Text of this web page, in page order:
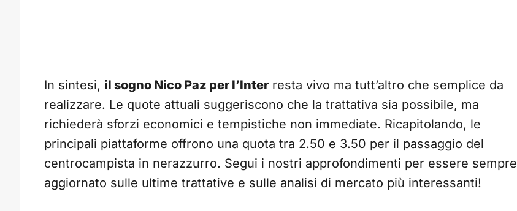
In sintesi, il sogno Nico Paz per l’Inter resta vivo ma tutt’altro che semplice da
realizzare. Le quote attuali suggeriscono che la trattativa sia possibile, ma
richiederà sforzi economici e tempistiche non immediate. Ricapitolando, le
principali piattaforme offrono una quota tra 2.50 e 3.50 per il passaggio del
centrocampista in nerazzurro. Segui i nostri approfondimenti per essere sempre
aggiornato sulle ultime trattative e sulle analisi di mercato più interessanti!